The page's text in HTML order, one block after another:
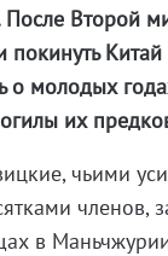
После Второй
о молодых
их
чьими
членов,
в